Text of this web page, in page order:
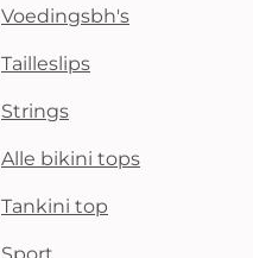
Voedingsbh's
Tailleslips
Strings
Alle bikini tops
Tankini top